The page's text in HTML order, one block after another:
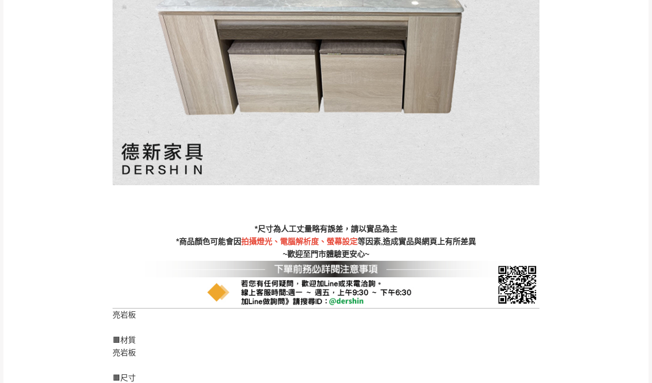
*尺寸為人工丈量略有誤差，請以實品為主
*商品顏色可能會因拍攝燈光、電腦解析度、螢幕設定等因素,造成實品與網頁上有所差異
~歡迎至門市體驗更安心~
亮岩板
🟧材質
亮岩板
🟧尺寸
基隆
$ 9,000以下：NT$500元
＊A108產品另收運費
基隆山區
苗栗
$ 9,000以下：NT$500元
＊A108產品另收運費
卓蘭鎮、三灣、通霄山區、西湖、泰安
鄉、大湖鄉、頭屋、獅潭鄉
配送天數：5~14天
到貨時間：指定送貨日當天以電話聯絡確認
｜周（一）配送部門固定公休無送貨｜
台北市、新北市地區固定每周(三)、(日)兩天收送貨
暫無配送地區：彰化、南投、雲林、嘉義、台南、高雄、屏東、宜蘭、 花蓮、台東、金門、馬祖、澎湖地區
。
本司貨車運送如因路況不佳、天候惡劣、過於偏遠之山區內等，或收貨地點搬運過於困難等因素，導致無法順利配送，
保護物流人員的工作安全，賣家無提供吊掛服務，若需以吊車或其他的吊掛方式吊運，費用將由買方自行支付。
因大型傢俱有組裝、配送的問題，並非一般快速到貨商品，無法指定特定時間送達，司機當天到貨前皆會再與您通知，
如遇自然災害、政府宣布之災害警報等不可抗力情事，而危及運送人員輸送之安全，本司得視狀況延後或停止運送服
發票寄送：
若您選擇三聯式或索取兩聯式發票，發票將於商品完成出貨15個工作天另行寄出，另外約加上2~7個工作天內
送達，如遇國定假日將順延寄送。
退換貨說明：
若收到不良品，請於到貨日起七日內通知本公司客服人員，我們將為您更換新品，運費皆由本站負責，
所有退回及換貨之商品必須是全新狀態且完整包裝，床墊、床包、枕頭類產品需為未拆封狀態(請保持商
品、附件、包裝、廠商紙及所有附隨文件或資料之完整性)，若未依照上述方式處理，恕無法接受退貨。
由於透過電腦螢幕選購商品，可能會因個人電腦螢幕的設定色差或解析度等因素， 與實際商品的顏色、
質感稍有不同，如因此而需退換貨，
，請您訂購前詳加確認。(包含商品尺寸
是否合適)。
訂購前請確認商品尺寸，大型物件因為人工丈量，難免會有些許誤差值(約正負0.5CM) 詳細尺寸以實品
為主。
非因本公司問題而需退換貨，請於收到貨7日內通知客服人員(Line@ ID：@dershin)，並須保持商品全新
本公司部份商品無維修服務，超過7日鑑賞期，商品使用年限，因客人使用習慣、居家環境不同。若屬人
為因素導致商品損壞、零件短缺，則維修、搬運費用，需由消費者自行吸收(另事先與消費者報價，消費
到貨7日內為鑑賞期(注意:鑑賞期非試用期)，若非商品品質瑕疵問題於鑑賞期內退貨之情形，我們需酌收
如欲放置營業場所及公開場合之商品則無享有商品一年保固之服務。
▪️訂單成立時請儘速於三日內完成付款，交易恕不殺價，商品均已最低價格售出，且在特定時日會給予折扣，